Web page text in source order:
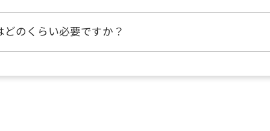
のくらい必要ですか？